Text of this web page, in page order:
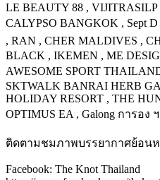
LE BEAUTY 88 , VIJITRASILP
CALYPSO BANGKOK ,
, RAN , CHER MALDIVES ,
BLACK , IKEMEN , ME
AWESOME SPORT
SKTWALK BANRAI HERB
HOLIDAY RESORT , THE
OPTIMUS EA , Galong การอง ฯ
ติดตามชมภาพบรรยากาศย้อน
Facebook: The Knot Thailand